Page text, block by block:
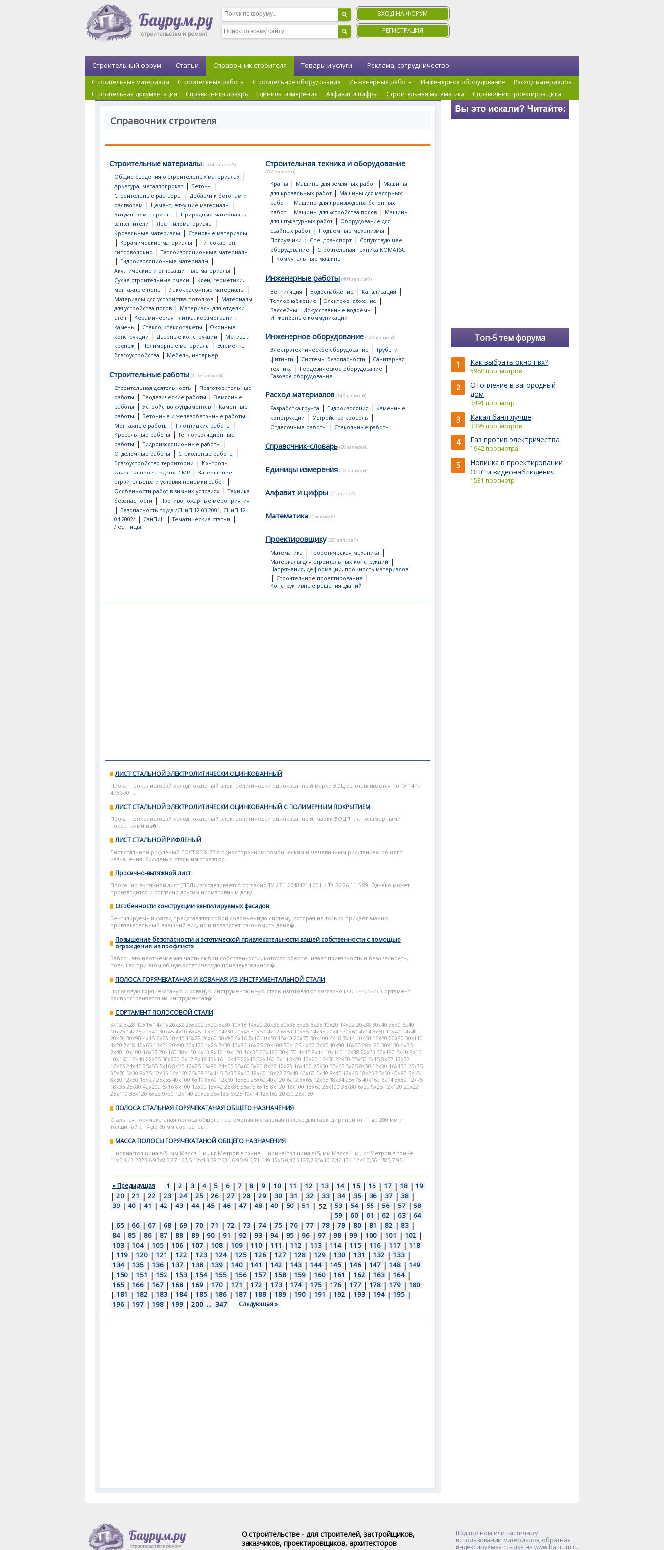
ВХОД НА ФОРУМ
РЕГИСТРАЦИЯ
Строительный форум Статьи Справочник строителя
Строительные материалы Строительные работы Строительное оборудование Инженерные работы Инженерное оборудование
Расход материалов
Строительная документация
Справочник-словарь Единицы измерения Алфавит и цифры Строительная математика Справочник проектировщика
Товары и услуги Реклама, сотрудничество
Справочник строителя
Строительные материалы (1344 записей)
Общие сведения о строительных материалах|
Арматура, металлопрокат| Бетоны |
Строительные растворы | Добавки к бетонам и
растворам | Цемент, вяжущие материалы |
Битумные материалы | Природные материалы,
заполнители |Лес, пиломатериалы |
Кровельные материалы | Стеновые материалы
| Керамические материалы | Гипсокартон,
гипсоволокно |Теплоизоляционные материалы
| Гидроизоляционные материалы |
Акустические и огнезащитные материалы |
Сухие строительные смеси | Клеи, герметики,
монтажные пены |Лакокрасочные материалы |
Материалы для устройства потолков| Материалы
для устройства полов| Материалы для отделки
стен | Керамическая плитка, керамогранит,
камень | Стекло, стеклопакеты | Оконные
конструкции | Дверные конструкции | Метизы,
крепёж| Полимерные материалы | Элементы
благоустройства | Мебель, интерьер
Строительные работы (1153 записей)
Строительная деятельность | Подготовительные
работы | Геодезические работы | Земляные
работы | Устройство фундаментов| Каменные
работы | Бетонные и железобетонные работы |
Монтажные работы | Плотницкие работы |
Кровельные работы |Теплоизоляционные
работы | Гидроизоляционные работы |
Отделочные работы | Стекольные работы |
Благоустройство территории | Контроль
качества производства СМР| Завершение
строительства и условия приемки работ|
Особенности работ в зимних условиях|Техника
безопасности | Противопожарные мероприятия
| Безопасность труда /СНиП 12-03-2001, СНиП 12-
04-2002/| СанПиН |Тематические статьи |
Лестницы
Строительная техника и оборудование
(280 записей)
Краны | Машины для земляных работ| Машины
для кровельных работ| Машины для малярных
работ| Машины для производства бетонных
работ| Машины для устройства полов| Машины
для штукатурных работ| Оборудование для
свайных работ| Подъемные механизмы |
Погрузчики | Спецтранспорт| Сопутствующее
оборудование | Строительная техника KOMATSU
| Коммунальные машины
Инженерные работы (404 записей)
Вентиляция | Водоснабжение | Канализация |
Теплоснабжение | Электроснабжение |
Бассейны | Искусственные водоёмы |
Инженерные коммуникации
Инженерное оборудование (140 записей)
Электротехническое оборудование |Трубы и
фитинги | Системы безопасности | Санитарная
техника | Геодезическое оборудование |
Газовое оборудование
Расход материалов (143 записей)
Разработка грунта | Гидроизоляция | Каменные
конструкции | Устройство кровель |
Отделочные работы | Стекольные работы
Справочник-словарь (28 записей)
Единицы измерения (18 записей)
Алфавит и цифры (2 записей)
Математика (5 записей)
Проектировщику (231 записей)
Математика |Теоретическая механика |
Материалы для строительных конструкций |
Напряжения, деформации, прочность материалов
| Строительное проектирование |
Конструктивные решения зданий
ЛИСТ СТАЛЬНОЙ ЭЛЕКТРОЛИТИЧЕСКИ ОЦИНКОВАННЫЙ
Прокат тонколистовой холоднокатаный электролитически оцинкованный марки ЭОЦ изготавливается по ТУ 14-1-
4766-90. ...
ЛИСТ СТАЛЬНОЙ ЭЛЕКТРОЛИТИЧЕСКИ ОЦИНКОВАННЫЙ С ПОЛИМЕРНЫМ ПОКРЫТИЕМ
Прокат тонколистовой холоднокатаный электролитически оцинкованный, марки ЭОЦПп, с полимерными
покрытиями из�...
ЛИСТ СТАЛЬНОЙ РИФЛЕНЫЙ
Лист стальной рифленый ГОСТ 8568-77 с односторонним ромбическим и чечевичным рифлением общего
назначения. Рифленую сталь изготовляют...
Просечно-вытяжной лист
Просечно-вытяжной лист (ПВЛ) изготавливается согласно ТУ 27.1-25484714-001 и ТУ 36.26.11-5-89. Однако может
производится и согласно другим нормативным доку...
Особенности конструкции вентилируемых фасадов
Вентилируемый фасад представляет собой современную систему, которая не только придаёт зданию
привлекательный внешний вид, но и позволяет сэкономить дене�...
Повышение безопасности и эстетической привлекательности вашей собственности с помощью
ограждения из профлиста
Забор - это неотъемлемая часть любой собственности, которая обеспечивает приватность и безопасность,
повышая при этом общую эстетическую привлекательнос�...
ПОЛОСА ГОРЯЧЕКАТАНАЯ И КОВАНАЯ ИЗ ИНСТРУМЕНТАЛЬНОЙ СТАЛИ
Полосовую горячекатаную и кованую инструментальную сталь изготовляют согласно ГОСТ 4405-75. Сортамент
распространяется на инструментал�...
СОРТАМЕНТ ПОЛОСОВОЙ СТАЛИ
3x12 6x28 10x16 14x16 20x32 25x200 3x20 6x30 10x18 14x20 20x35 30x35 3x25 6x35 10x20 14x22 20x38 30x40 3x30 6x40
10x25 14x25 20x40 30x45 4x10 6x45 10x30 14x30 20x45 30x50 4x12 6x50 10x35 14x35 20x47 30x60 4x14 6x60 10x40 14x40
20x50 30x90 4x15 6x65 10x45 15x22 20x60 30x95 4x16 7x12 10x50 15x40 20x70 30x100 4x18 7x14 10x60 16x20 20x80 30x110
4x20 7x18 10x65 16x22 20x90 30x120 4x25 7x30 10x80 16x25 20x100 30x125 4x30 7x35 10x90 16x30 20x120 30x130 4x35
7x40 10x100 16x32 20x160 30x150 4x40 8x12 10x120 16x35 20x180 30x170 4x45 8x14 10x140 16x38 22x30 30x180 5x10 8x16
10x160 16x40 22x35 30x200 5x12 8x18 12x16 16x45 22x45 32x160 5x14 8x20 12x20 16x50 22x50 35x50 5x15 8x22 12x22
16x65 24x45 35x55 5x16 8x25 12x25 16x80 24x65 35x60 5x20 8x27 12x28 16x100 25x30 35x65 5x25 8x30 12x30 16x130 25x35
35x70 5x30 8x35 12x35 16x160 25x38 35x145 5x35 8x40 12x40 18x22 25x40 40x60 5x40 8x45 12x45 18x25 25x50 40x80 5x45
8x50 12x50 18x27 25x55 40x100 6x10 8x60 12x60 18x30 25x60 40x120 6x12 8x65 12x65 18x34 25x75 40x160 6x14 8x80 12x75
18x35 25x80 40x200 6x16 8x100 12x90 18x42 25x85 35x75 6x18 8x120 12x100 18x60 25x100 35x80 6x20 9x25 12x120 20x22
25x110 35x120 6x22 9x30 12x140 20x25 25x135 6x25 10x14 12x160 20x30 25x150
ПОЛОСА СТАЛЬНАЯ ГОРЯЧЕКАТАНАЯ ОБЩЕГО НАЗНАЧЕНИЯ
Стальная горячекатаная полоса общего назначения и стальная полоса для гаек шириной от 11 до 200 мм и
толщиной от 4 до 60 мм соответст...
МАССА ПОЛОСЫ ГОРЯЧЕКАТАНОЙ ОБЩЕГО НАЗНАЧЕНИЯ
Ширина/толщина а/S, мм Масса 1 м , кг Метров в тонне Ширина/толщина а/S, мм Масса 1 м , кг Метров в тонне
11x5 0,43 2325,6 95x8 5,97 167,5 12x4 0,38 2631,6 95x9 6,71 149 12x5 0,47 2127,7 95x10 7,46 134 12x6 0,56 1785,7 95...
« Предыдущая 1 | 2 | 3 | 4 | 5 | 6 | 7 | 8 | 9 | 10 | 11 | 12 | 13 | 14 | 15 | 16 | 17 | 18 | 19
| 20 | 21 | 22 | 23 | 24 | 25 | 26 | 27 | 28 | 29 | 30 | 31 | 32 | 33 | 34 | 35 | 36 | 37 | 38 |
39 | 40 | 41 | 42 | 43 | 44 | 45 | 46 | 47 | 48 | 49 | 50 | 51 | 52 | 53 | 54 | 55 | 56 | 57 | 58
| 59 | 60 | 61 | 62 | 63 | 64
| 65 | 66 | 67 | 68 | 69 | 70 | 71 | 72 | 73 | 74 | 75 | 76 | 77 | 78 | 79 | 80 | 81 | 82 | 83 |
84 | 85 | 86 | 87 | 88 | 89 | 90 | 91 | 92 | 93 | 94 | 95 | 96 | 97 | 98 | 99 | 100 | 101 | 102 |
103 | 104 | 105 | 106 | 107 | 108 | 109 | 110 | 111 | 112 | 113 | 114 | 115 | 116 | 117 | 118
| 119 | 120 | 121 | 122 | 123 | 124 | 125 | 126 | 127 | 128 | 129 | 130 | 131 | 132 | 133 |
134 | 135 | 136 | 137 | 138 | 139 | 140 | 141 | 142 | 143 | 144 | 145 | 146 | 147 | 148 | 149
| 150 | 151 | 152 | 153 | 154 | 155 | 156 | 157 | 158 | 159 | 160 | 161 | 162 | 163 | 164 |
165 | 166 | 167 | 168 | 169 | 170 | 171 | 172 | 173 | 174 | 175 | 176 | 177 | 178 | 179 | 180
| 181 | 182 | 183 | 184 | 185 | 186 | 187 | 188 | 189 | 190 | 191 | 192 | 193 | 194 | 195 |
196 | 197 | 198 | 199 | 200 ... 347 Следующая »
Топ-5 тем форума
1 Как выбрать окно пвх?
5980 просмотров
2
Отопление в загородный
дом
3491 просмотр
3 Какая баня лучше
3395 просмотров
4 Газ против электричества
1942 просмотра
5
Новинка в проектировании
ОПС и видеонаблюдения
1531 просмотр
О строительстве - для строителей, застройщиков,
заказчиков, проектировщиков, архитекторов
При полном или частичном
использовании материалов, обратная
индексируемая ссылка на www.baurum.ru